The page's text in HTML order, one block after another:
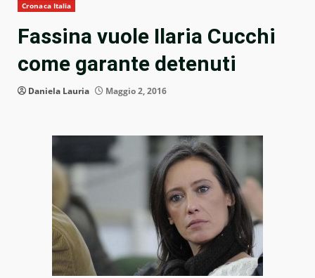
Cronaca Italia
Fassina vuole Ilaria Cucchi
come garante detenuti
Daniela Lauria Maggio 2, 2016